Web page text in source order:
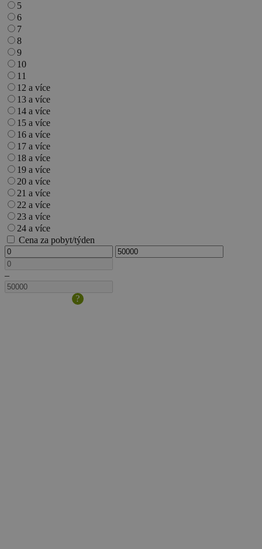
5
6
7
8
9
10
11
12 a více
13 a více
14 a více
15 a více
16 a více
17 a více
18 a více
19 a více
20 a více
21 a více
22 a více
23 a více
24 a více
Cena za pobyt/týden
–
?